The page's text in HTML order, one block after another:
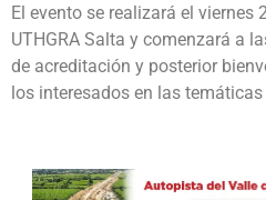
El evento se realizará el viernes
UTHGRA Salta y comenzará a
de acreditación y posterior
los interesados en las